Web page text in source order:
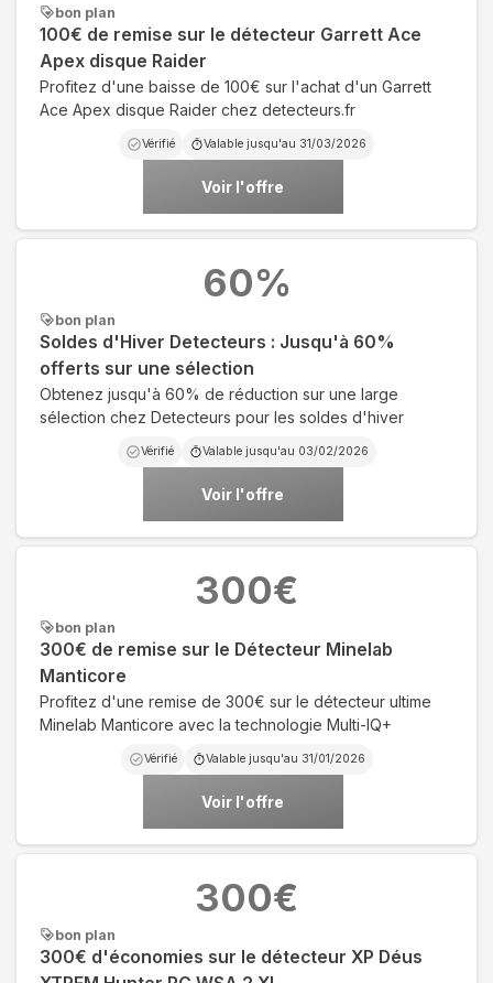
bon plan
100€ de remise sur le détecteur Garrett Ace
Apex disque Raider
Profitez d'une baisse de 100€ sur l'achat d'un Garrett
Ace Apex disque Raider chez detecteurs.fr
Vérifié Valable jusqu'au 31/03/2026
Voir l'offre
bon plan
Soldes d'Hiver Detecteurs : Jusqu'à 60%
offerts sur une sélection
Obtenez jusqu'à 60% de réduction sur une large
sélection chez Detecteurs pour les soldes d'hiver
Vérifié Valable jusqu'au 03/02/2026
Voir l'offre
60%
bon plan
300€ de remise sur le Détecteur Minelab
Manticore
Profitez d'une remise de 300€ sur le détecteur ultime
Minelab Manticore avec la technologie Multi-IQ+
Vérifié Valable jusqu'au 31/01/2026
Voir l'offre
300€
bon plan
300€ d'économies sur le détecteur XP Déus
300€